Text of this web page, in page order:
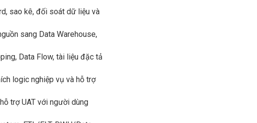
sao kê, đối soát dữ liệu và
sang Data Warehouse,
Data Flow, tài liệu đặc tả
logic nghiệp vụ và hỗ trợ
trợ UAT với người dùng